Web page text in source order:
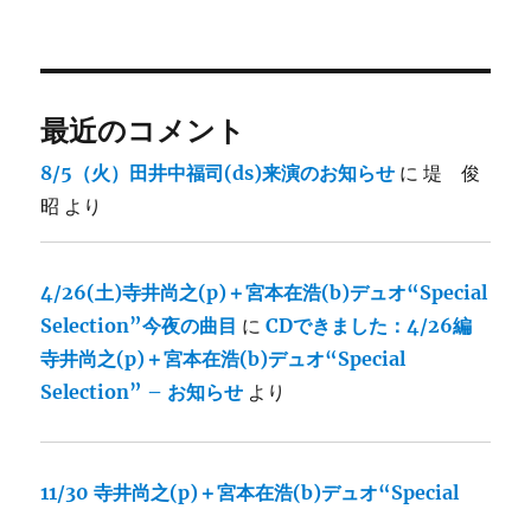
最近のコメント
8/5（火）田井中福司(ds)来演のお知らせ に堤 俊
昭 より
4/26(土)寺井尚之(p)＋宮本在浩(b)デュオ“Special
Selection”今夜の曲目 にCDできました：4/26編
寺井尚之(p)＋宮本在浩(b)デュオ“Special
Selection” – お知らせ より
11/30 寺井尚之(p)＋宮本在浩(b)デュオ“Special